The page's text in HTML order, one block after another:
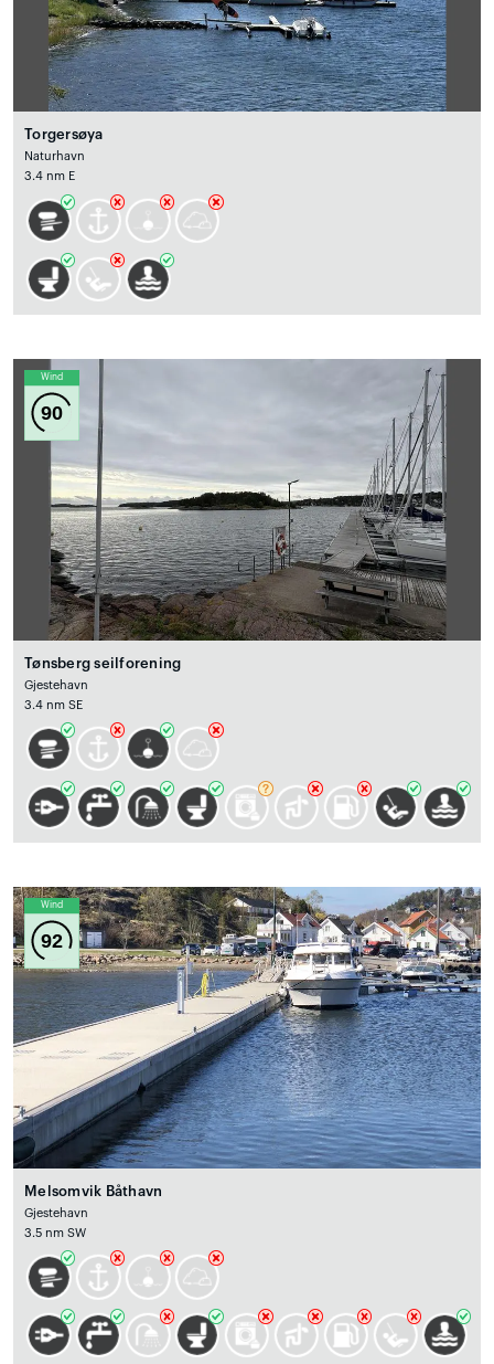
Torgersøya
Naturhavn
3.4 nm E
Wind
90
Tønsberg seilforening
Gjestehavn
3.4 nm SE
Wind
92
Melsomvik Båthavn
Gjestehavn
3.5 nm SW